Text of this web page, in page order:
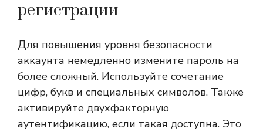
регистрации
Для повышения уровня безопасности
аккаунта немедленно измените пароль на
более сложный. Используйте сочетание
цифр, букв и специальных символов. Также
активируйте двухфакторную
аутентификацию, если такая доступна. Это